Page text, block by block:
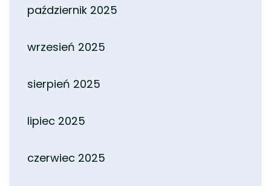
październik 2025
wrzesień 2025
sierpień 2025
lipiec 2025
czerwiec 2025